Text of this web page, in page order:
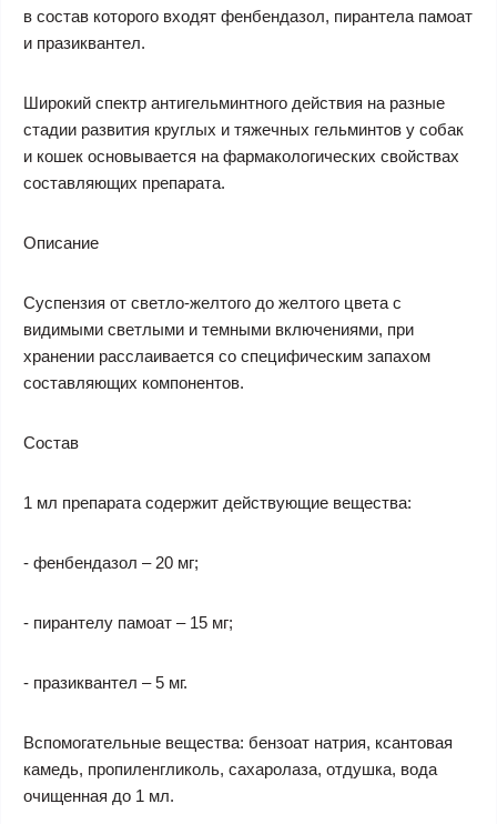
в состав которого входят фенбендазол, пирантела памоат
и празиквантел.
Широкий спектр антигельминтного действия на разные
стадии развития круглых и тяжечных гельминтов у собак
и кошек основывается на фармакологических свойствах
составляющих препарата.
Описание
Суспензия от светло-желтого до желтого цвета с
видимыми светлыми и темными включениями, при
хранении расслаивается со специфическим запахом
составляющих компонентов.
Состав
1 мл препарата содержит действующие вещества:
- фенбендазол – 20 мг;
- пирантелу памоат – 15 мг;
- празиквантел – 5 мг.
Вспомогательные вещества: бензоат натрия, ксантовая
камедь, пропиленгликоль, сахаролаза, отдушка, вода
очищенная до 1 мл.